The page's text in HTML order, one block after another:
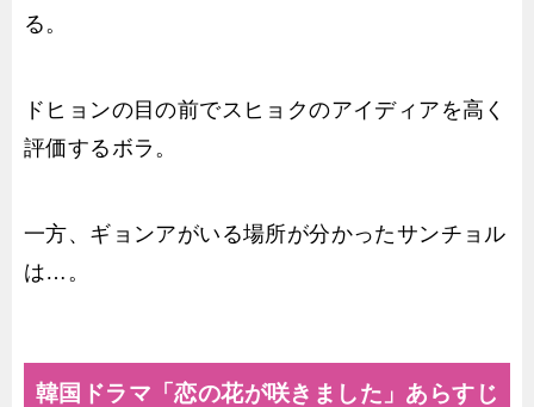
る。
ドヒョンの目の前でスヒョクのアイディアを高く
評価するボラ。
一方、ギョンアがいる場所が分かったサンチョル
は…。
韓国ドラマ「恋の花が咲きました」あらすじ